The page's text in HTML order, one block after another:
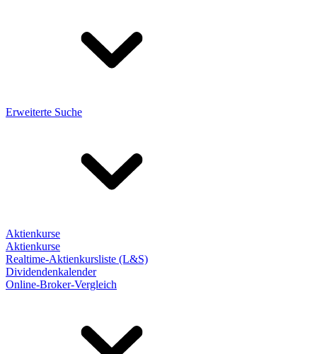
Erweiterte Suche
Aktienkurse
Aktienkurse
Realtime-Aktienkursliste (L&S)
Dividendenkalender
Online-Broker-Vergleich